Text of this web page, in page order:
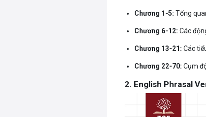
Chương 1-5:Tổng
Chương 6-12:Các
Chương 13-21:Các
Chương 22-70:Cụm
2. English Phrasal